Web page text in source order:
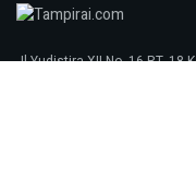
Jl Yudistira XII No. 16 RT. 18